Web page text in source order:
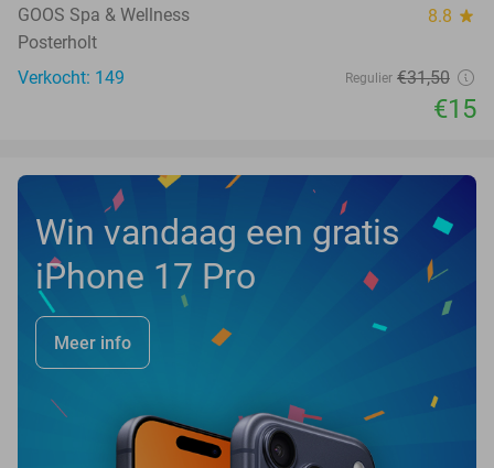
TODAY
GOOS Spa & Wellness 8.8 star
Posterholt
Verkocht: 149
Regulier €31,50
€15
Win vandaag een gratis
iPhone 17 Pro
Meer info